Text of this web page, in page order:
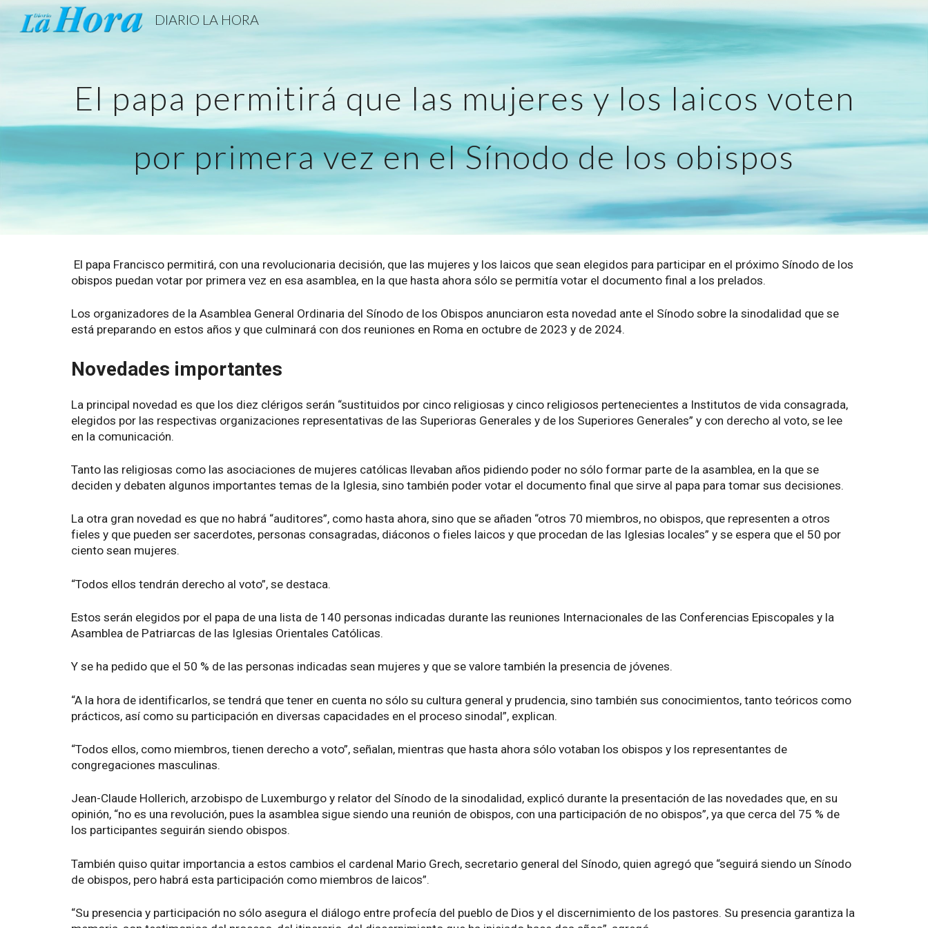
Skip to main content
DIARIO LA HORA
El papa permitirá que las mujeres y los laicos voten
por primera vez en el Sínodo de los obispos
El papa Francisco permitirá, con una revolucionaria decisión, que las mujeres y los laicos que sean elegidos para participar en el próximo Sínodo de los
obispos puedan votar por primera vez en esa asamblea, en la que hasta ahora sólo se permitía votar el documento final a los prelados.
Los organizadores de la Asamblea General Ordinaria del Sínodo de los Obispos anunciaron esta novedad ante el Sínodo sobre la sinodalidad que se
está preparando en estos años y que culminará con dos reuniones en Roma en octubre de 2023 y de 2024.
Novedades importantes
La principal novedad es que los diez clérigos serán “sustituidos por cinco religiosas y cinco religiosos pertenecientes a Institutos de vida consagrada,
elegidos por las respectivas organizaciones representativas de las Superioras Generales y de los Superiores Generales” y con derecho al voto, se lee
en la comunicación.
Tanto las religiosas como las asociaciones de mujeres católicas llevaban años pidiendo poder no sólo formar parte de la asamblea, en la que se
deciden y debaten algunos importantes temas de la Iglesia, sino también poder votar el documento final que sirve al papa para tomar sus decisiones.
La otra gran novedad es que no habrá “auditores”, como hasta ahora, sino que se añaden “otros 70 miembros, no obispos, que representen a otros
fieles y que pueden ser sacerdotes, personas consagradas, diáconos o fieles laicos y que procedan de las Iglesias locales” y se espera que el 50 por
ciento sean mujeres.
“Todos ellos tendrán derecho al voto”, se destaca.
Estos serán elegidos por el papa de una lista de 140 personas indicadas durante las reuniones Internacionales de las Conferencias Episcopales y la
Asamblea de Patriarcas de las Iglesias Orientales Católicas.
Y se ha pedido que el 50 % de las personas indicadas sean mujeres y que se valore también la presencia de jóvenes.
“A la hora de identificarlos, se tendrá que tener en cuenta no sólo su cultura general y prudencia, sino también sus conocimientos, tanto teóricos como
prácticos, así como su participación en diversas capacidades en el proceso sinodal”, explican.
“Todos ellos, como miembros, tienen derecho a voto”, señalan, mientras que hasta ahora sólo votaban los obispos y los representantes de
congregaciones masculinas.
Jean-Claude Hollerich, arzobispo de Luxemburgo y relator del Sínodo de la sinodalidad, explicó durante la presentación de las novedades que, en su
opinión, “no es una revolución, pues la asamblea sigue siendo una reunión de obispos, con una participación de no obispos”, ya que cerca del 75 % de
los participantes seguirán siendo obispos.
También quiso quitar importancia a estos cambios el cardenal Mario Grech, secretario general del Sínodo, quien agregó que “seguirá siendo un Sínodo
de obispos, pero habrá esta participación como miembros de laicos”.
“Su presencia y participación no sólo asegura el diálogo entre profecía del pueblo de Dios y el discernimiento de los pastores. Su presencia garantiza la